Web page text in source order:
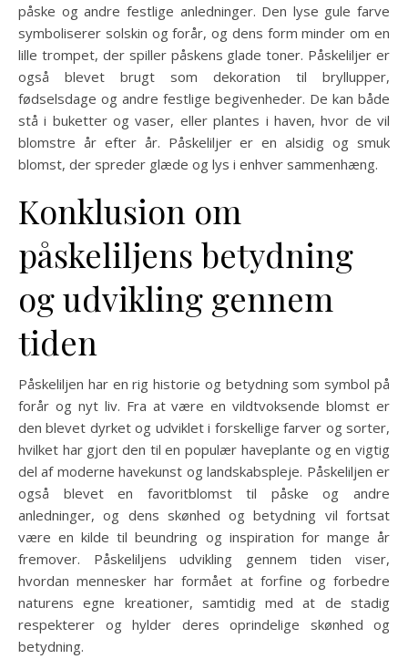
påske og andre festlige anledninger. Den lyse gule farve
symboliserer solskin og forår, og dens form minder om en
lille trompet, der spiller påskens glade toner. Påskeliljer er
også blevet brugt som dekoration til bryllupper,
fødselsdage og andre festlige begivenheder. De kan både
stå i buketter og vaser, eller plantes i haven, hvor de vil
blomstre år efter år. Påskeliljer er en alsidig og smuk
blomst, der spreder glæde og lys i enhver sammenhæng.
Konklusion om
påskeliljens betydning
og udvikling gennem
tiden
Påskeliljen har en rig historie og betydning som symbol på
forår og nyt liv. Fra at være en vildtvoksende blomst er
den blevet dyrket og udviklet i forskellige farver og sorter,
hvilket har gjort den til en populær haveplante og en vigtig
del af moderne havekunst og landskabspleje. Påskeliljen er
også blevet en favoritblomst til påske og andre
anledninger, og dens skønhed og betydning vil fortsat
være en kilde til beundring og inspiration for mange år
fremover. Påskeliljens udvikling gennem tiden viser,
hvordan mennesker har formået at forfine og forbedre
naturens egne kreationer, samtidig med at de stadig
respekterer og hylder deres oprindelige skønhed og
betydning.